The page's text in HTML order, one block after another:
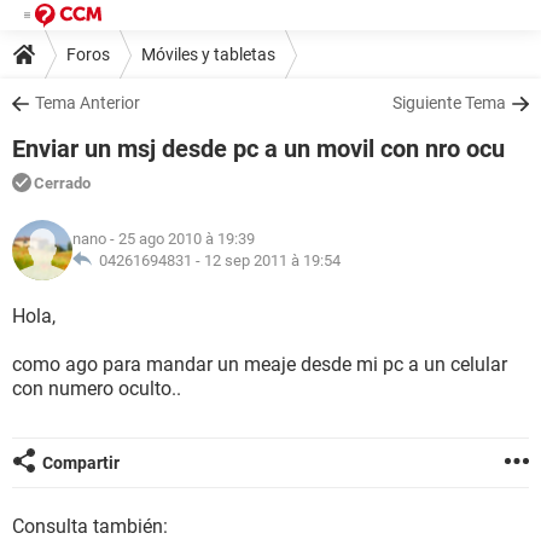
Foros Móviles y tabletas
Tema Anterior Siguiente Tema
Enviar un msj desde pc a un movil con nro ocu
Cerrado
nano - 25 ago 2010 à 19:39
04261694831 - 12 sep 2011 à 19:54
Hola,
como ago para mandar un meaje desde mi pc a un celular
con numero oculto..
Compartir
Consulta también: